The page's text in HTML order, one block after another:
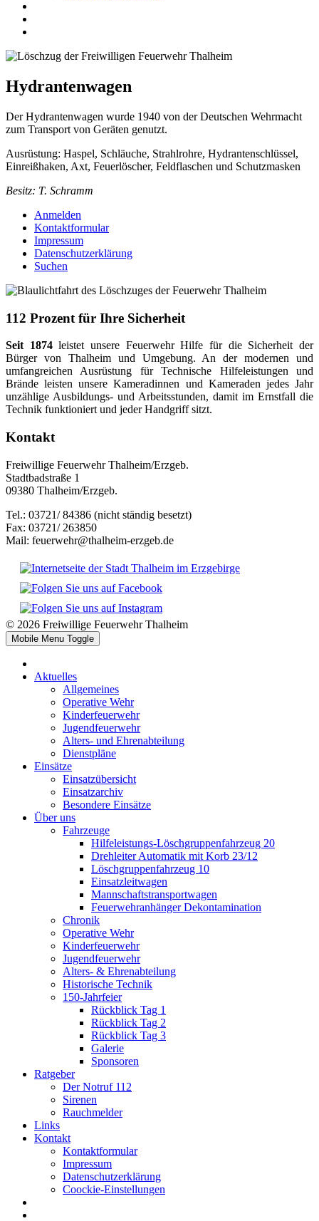
Hydrantenwagen
Der Hydrantenwagen wurde 1940 von der Deutschen Wehrmacht
zum Transport von Geräten genutzt.
Ausrüstung: Haspel, Schläuche, Strahlrohre, Hydrantenschlüssel,
Einreißhaken, Axt, Feuerlöscher, Feldflaschen und Schutzmasken
Besitz: T. Schramm
Anmelden
Kontaktformular
Impressum
Datenschutzerklärung
Suchen
112 Prozent für Ihre Sicherheit
Seit 1874leistet unsere Feuerwehr Hilfe für die Sicherheit der
Bürger von Thalheim und Umgebung. An der modernen und
umfangreichen Ausrüstung für Technische Hilfeleistungen und
Brände leisten unsere Kameradinnen und Kameraden jedes Jahr
unzählige Ausbildungs- und Arbeitsstunden, damit im Ernstfall die
Technik funktioniert und jeder Handgriff sitzt.
Kontakt
Freiwillige Feuerwehr Thalheim/Erzgeb.
Stadtbadstraße 1
09380 Thalheim/Erzgeb.
Tel.: 03721/ 84386 (nicht ständig besetzt)
Fax: 03721/ 263850
Mail: feuerwehr@thalheim-erzgeb.de
© 2026 Freiwillige Feuerwehr Thalheim
Mobile Menu Toggle
Aktuelles
Allgemeines
Operative Wehr
Kinderfeuerwehr
Jugendfeuerwehr
Alters- und Ehrenabteilung
Dienstpläne
Einsätze
Einsatzübersicht
Einsatzarchiv
Besondere Einsätze
Über uns
Fahrzeuge
Hilfeleistungs-Löschgruppenfahrzeug 20
Drehleiter Automatik mit Korb 23/12
Löschgruppenfahrzeug 10
Einsatzleitwagen
Mannschaftstransportwagen
Feuerwehranhänger Dekontamination
Chronik
Operative Wehr
Kinderfeuerwehr
Jugendfeuerwehr
Alters- & Ehrenabteilung
Historische Technik
150-Jahrfeier
Rückblick Tag 1
Rückblick Tag 2
Rückblick Tag 3
Galerie
Sponsoren
Ratgeber
Der Notruf 112
Sirenen
Rauchmelder
Links
Kontakt
Kontaktformular
Impressum
Datenschutzerklärung
Coockie-Einstellungen